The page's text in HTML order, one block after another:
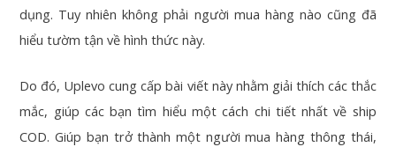
dụng. Tuy nhiên không phải người mua hàng nào cũng đã
hiểu tườm tận về hình thức này.
Do đó, Uplevo cung cấp bài viết này nhằm giải thích các thắc
mắc, giúp các bạn tìm hiểu một cách chi tiết nhất về ship
COD. Giúp bạn trở thành một người mua hàng thông thái,